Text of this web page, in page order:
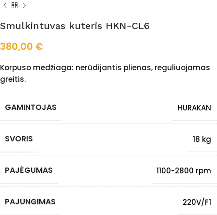
Smulkintuvas kuteris HKN-CL6
380,00 €
Korpuso medžiaga: nerūdijantis plienas, reguliuojamas
greitis.
GAMINTOJAS HURAKAN
SVORIS 18 kg
PAJĖGUMAS 1100-2800 rpm
PAJUNGIMAS 220V/F1